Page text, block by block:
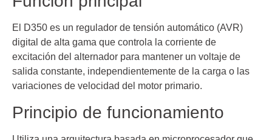
El D350 es un regulador de tensión automático (AVR)
digital de alta gama que controla la corriente de
excitación del alternador para mantener un voltaje de
salida constante, independientemente de la carga o las
variaciones de velocidad del motor primario.
Principio de funcionamiento